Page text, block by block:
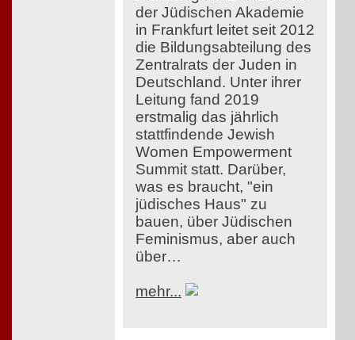
der Jüdischen Akademie
in Frankfurt leitet seit 2012
die Bildungsabteilung des
Zentralrats der Juden in
Deutschland. Unter ihrer
Leitung fand 2019
erstmalig das jährlich
stattfindende Jewish
Women Empowerment
Summit statt. Darüber,
was es braucht, "ein
jüdisches Haus" zu
bauen, über Jüdischen
Feminismus, aber auch
über…
mehr...